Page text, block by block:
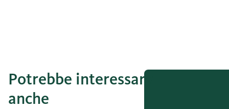
Potrebbe interessarvi
anche